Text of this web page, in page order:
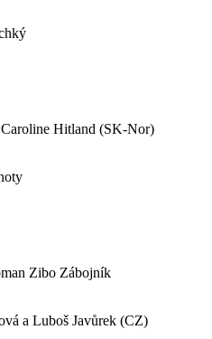
Caroline Hitland (SK-Nor)
Zibo Zábojník
a Luboš Javůrek (CZ)